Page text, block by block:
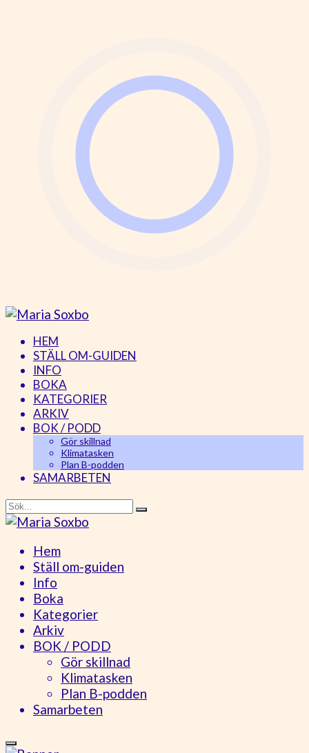
HEM
STÄLL OM-GUIDEN
INFO
BOKA
KATEGORIER
ARKIV
BOK / PODD
Gör skillnad
Klimatasken
Plan B-podden
SAMARBETEN
Hem
Ställ om-guiden
Info
Boka
Kategorier
Arkiv
BOK / PODD
Gör skillnad
Klimatasken
Plan B-podden
Samarbeten